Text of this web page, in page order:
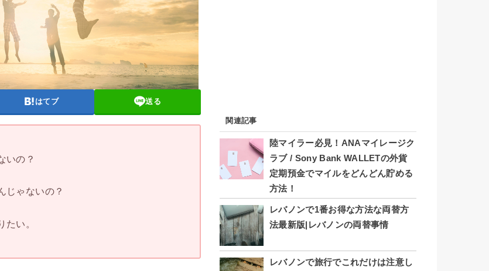
はてブ 送る
いの？
じゃないの？
い。
関連記事
陸マイラー必見！ANAマイレージク
ラブ / Sony Bank WALLETの外貨
定期預金でマイルをどんどん貯める
方法！
レバノンで1番お得な方法な両替方
法最新版|レバノンの両替事情
レバノンで旅行でこれだけは注意し